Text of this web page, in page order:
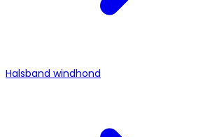
Halsband windhond